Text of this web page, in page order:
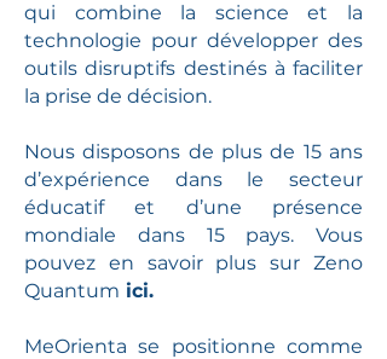
qui combine la science et la
technologie pour développer des
outils disruptifs destinés à faciliter
la prise de décision.
Nous disposons de plus de 15 ans
d’expérience dans le secteur
éducatif et d’une présence
mondiale dans 15 pays. Vous
pouvez en savoir plus sur Zeno
Quantum ici.
MeOrienta se positionne comme